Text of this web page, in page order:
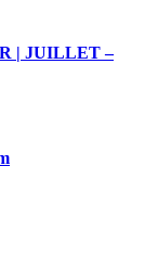
| JUILLET –